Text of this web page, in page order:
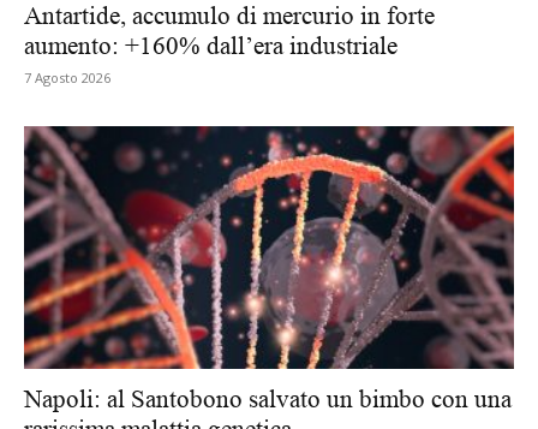
Antartide, accumulo di mercurio in forte
aumento: +160% dall’era industriale
7 Agosto 2026
Napoli: al Santobono salvato un bimbo con una